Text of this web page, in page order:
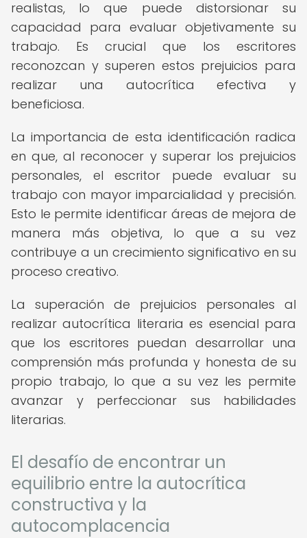
realistas, lo que puede distorsionar su
capacidad para evaluar objetivamente su
trabajo. Es crucial que los escritores
reconozcan y superen estos prejuicios para
realizar una autocrítica efectiva y
beneficiosa.
La importancia de esta identificación radica
en que, al reconocer y superar los prejuicios
personales, el escritor puede evaluar su
trabajo con mayor imparcialidad y precisión.
Esto le permite identificar áreas de mejora de
manera más objetiva, lo que a su vez
contribuye a un crecimiento significativo en su
proceso creativo.
La superación de prejuicios personales al
realizar autocrítica literaria es esencial para
que los escritores puedan desarrollar una
comprensión más profunda y honesta de su
propio trabajo, lo que a su vez les permite
avanzar y perfeccionar sus habilidades
literarias.
El desafío de encontrar un
equilibrio entre la autocrítica
constructiva y la
autocomplacencia